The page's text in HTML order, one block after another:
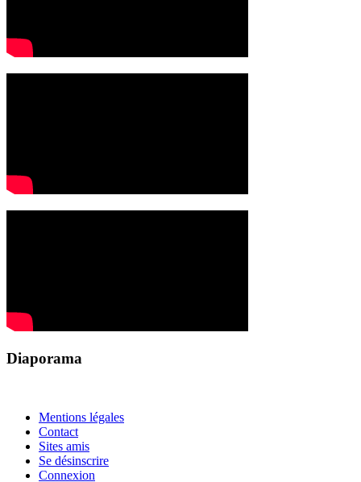
Diaporama
Mentions légales
Contact
Sites amis
Se désinscrire
Connexion